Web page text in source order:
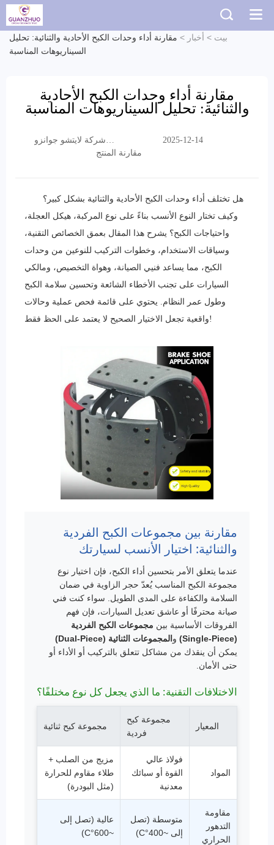
بيت > أخبار > مقارنة أداء وحدات الكبح الأحادية والثنائية: تحليل
السيناريوهات المناسبة
مقارنة أداء وحدات الكبح الأحادية
والثنائية: تحليل السيناريوهات المناسبة
شركة لايتشو جوانزو
2025-12-14
مقارنة المنتج
هل تختلف أداء وحدات الكبح الأحادية والثنائية بشكل كبير؟
وكيف تختار النوع الأنسب بناءً على نوع المركبة، هيكل العجلة،
واحتياجات الكبح؟ يشرح هذا المقال بعمق الخصائص التقنية،
وسياقات الاستخدام، وخطوات التركيب للنوعين من وحدات
الكبح، مما يساعد فنيي الصيانة، وهواة التخصيص، ومالكي
السيارات على تجنب الأخطاء الشائعة وتحسين سلامة الكبح
وطول عمر النظام. يحتوي على قائمة فحص عملية وحالات
واقعية تجعل الاختيار الصحيح لا يعتمد على الحظ فقط!
مقارنة بين مجموعات الكبح الفردية
والثنائية: اختيار الأنسب لسيارتك
عندما يتعلق الأمر بتحسين أداء الكبح، فإن اختيار نوع
مجموعة الكبح المناسب يُعدّ حجر الزاوية في ضمان
السلامة والكفاءة على المدى الطويل. سواء كنت فني
صيانة محترفًا أو عاشق تعديل السيارات، فإن فهم
الفروقات الأساسية بين مجموعات الكبح الفردية
(Single-Piece)
و المجموعات الثنائية (Dual-Piece)
يمكن أن ينقذك من مشاكل تتعلق بالتركيب أو الأداء أو
حتى الأمان.
الاختلافات التقنية: ما الذي يجعل كل نوع مختلفًا؟
المعيار
مجموعة كبح
فردية
مجموعة كبح ثنائية
المواد
فولاذ عالي
القوة أو سبائك
معدنية
مزيج من الصلب +
طلاء مقاوم للحرارة
(مثل البودرة)
مقاومة
التدهور
الحراري
متوسطة (تصل
إلى ~400°C)
عالية (تصل إلى
~600°C)